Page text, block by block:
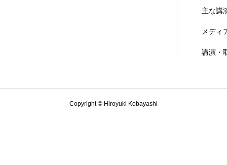
主な講
メディ
講演・
Copyright © Hiroyuki Kobayashi